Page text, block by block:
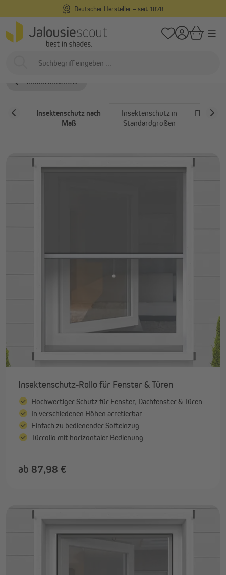
Deutscher Hersteller – seit 1878
Startseite
Insektenschutz nach Maß
Insektenschutz
Insektenschutz nach
Maß
Insektenschutz in
Standardgrößen
Insektenschutz-Rollo für Fenster & Türen
Hochwertiger Schutz für Fenster, Dachfenster & Türen
In verschiedenen Höhen arretierbar
Einfach zu bedienender Softeinzug
Türrollo mit horizontaler Bedienung
ab 87,98 €